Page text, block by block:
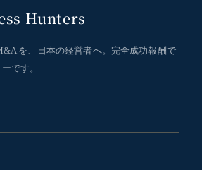
Hunters
を、日本の経営者へ。完全成功報酬で
です。